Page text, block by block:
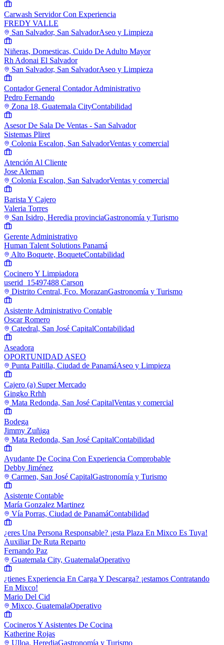
Carwash Servidor Con Experiencia
FREDY VALLE
San Salvador, San SalvadorAseo y Limpieza
Niñeras, Domesticas, Cuido De Adulto Mayor
Rh Adonai El Salvador
San Salvador, San SalvadorAseo y Limpieza
Contador General Contador Administrativo
Pedro Fernando
Zona 18, Guatemala CityContabilidad
Asesor De Sala De Ventas - San Salvador
Sistemas Pliret
Colonia Escalon, San SalvadorVentas y comercial
Atención Al Cliente
Jose Aleman
Colonia Escalon, San SalvadorVentas y comercial
Barista Y Cajero
Valeria Torres
San Isidro, Heredia provinciaGastronomía y Turismo
Gerente Administrativo
Human Talent Solutions Panamá
Alto Boquete, BoqueteContabilidad
Cocinero Y Limpiadora
userid_15497488 Carson
Distrito Central, Fco. MorazanGastronomía y Turismo
Asistente Administrativo Contable
Oscar Romero
Catedral, San José CapitalContabilidad
Aseadora
OPORTUNIDAD ASEO
Punta Paitilla, Ciudad de PanamáAseo y Limpieza
Cajero (a) Super Mercado
Gingko Rrhh
Mata Redonda, San José CapitalVentas y comercial
Bodega
Jimmy Zuñiga
Mata Redonda, San José CapitalContabilidad
Ayudante De Cocina Con Experiencia Comprobable
Debby Jiménez
Carmen, San José CapitalGastronomía y Turismo
Asistente Contable
María Gonzalez Martinez
Vía Porras, Ciudad de PanamáContabilidad
¿eres Una Persona Responsable? ¡esta Plaza En Mixco Es Tuya!
Auxiliar De Ruta Reparto
Fernando Paz
Guatemala City, GuatemalaOperativo
¿tienes Experiencia En Carga Y Descarga? ¡estamos Contratando
En Mixco!
Mario Del Cid
Mixco, GuatemalaOperativo
Cocineros Y Asistentes De Cocina
Katherine Rojas
Ulloa, HerediaGastronomía y Turismo